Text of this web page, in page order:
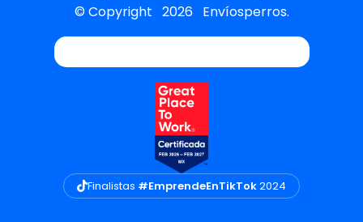
© Copyright 2026 Envíosperros.
Finalistas #EmprendeEnTikTok2024